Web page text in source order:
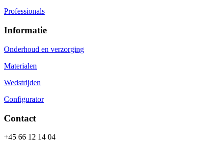
Professionals
Informatie
Onderhoud en verzorging
Materialen
Wedstrijden
Configurator
Contact
+45 66 12 14 04